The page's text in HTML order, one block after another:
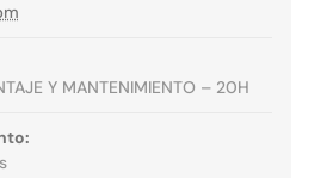
Y MANTENIMIENTO – 20H